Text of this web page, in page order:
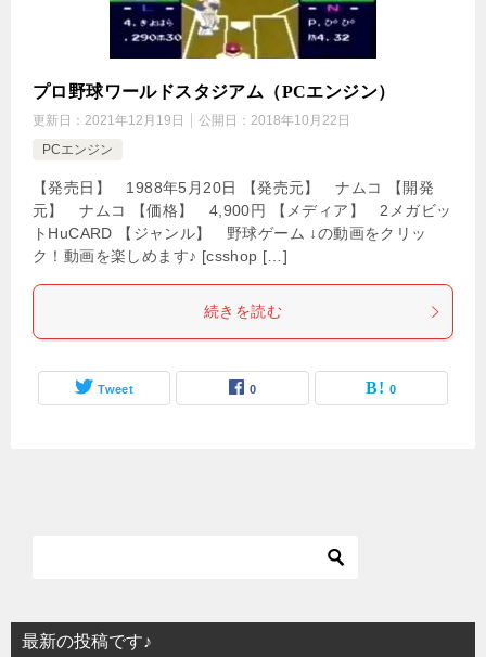
プロ野球ワールドスタジアム（PCエンジン）
更新日： 2021年12月19日 公開日： 2018年10月22日
PCエンジン
【発売日】 1988年5月20日 【発売元】 ナムコ 【開発
元】 ナムコ 【価格】 4,900円 【メディア】 2メガビッ
トHuCARD 【ジャンル】 野球ゲーム ↓の動画をクリッ
ク！動画を楽しめます♪ [csshop […]
続きを読む
Tweet 0 0
最新の投稿です♪